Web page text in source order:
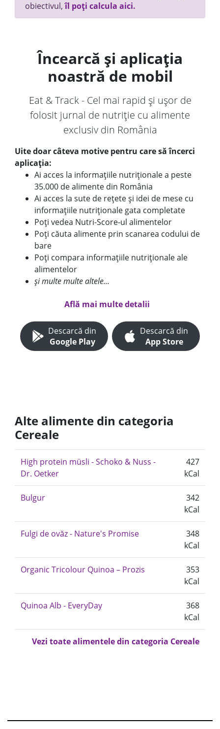
obiectivul,îl poți calcula aici.
Încearcă și aplicația
noastră de mobil
Eat & Track - Cel mai rapid și ușor de
folosit jurnal de nutriție cu alimente
exclusiv din România
Uite doar câteva motive pentru care să încerci
aplicația:
Ai acces la informațiile nutriționale a peste
35.000 de alimente din România
Ai acces la sute de rețete și idei de mese cu
informațiile nutriționale gata completate
Poți vedea Nutri-Score-ul alimentelor
Poți căuta alimente prin scanarea codului de
bare
Poți compara informațiile nutriționale ale
alimentelor
și multe multe altele...
Află mai multe detalii
Descarcă din
Google Play
Descarcă din
App Store
Alte alimente din categoria
Cereale
High protein müsli - Schoko & Nuss -
Dr. Oetker
427
kCal
Bulgur
342
kCal
Fulgi de ovăz - Nature's Promise
348
kCal
Organic Tricolour Quinoa – Prozis
353
kCal
Quinoa Alb - EveryDay
368
kCal
Vezi toate alimentele din categoria Cereale